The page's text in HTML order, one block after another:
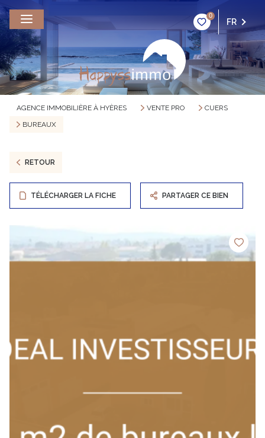
0
FR
AGENCE IMMOBILIÈRE À HYÈRES VENTE PRO
CUERS
BUREAUX
RETOUR
TÉLÉCHARGER LA FICHE PARTAGER CE BIEN